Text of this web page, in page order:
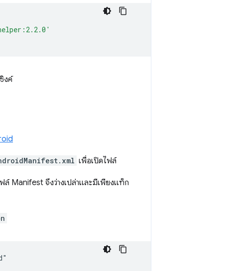
งค์
เพื่อเปิดไฟล์
ล์ Manifest จึงว่างเปล่าและมีเพียงแท็ก